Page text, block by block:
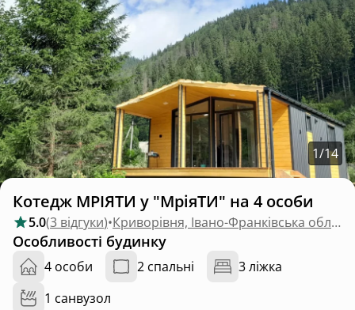
1/14
Котедж MРІЯТИ у "МріяТИ" на 4 особи
5.0(3 відгуки)• Криворівня, Івано-Франківська область
Особливості будинку
4 особи 2 спальні
3 ліжка
1 санвузол